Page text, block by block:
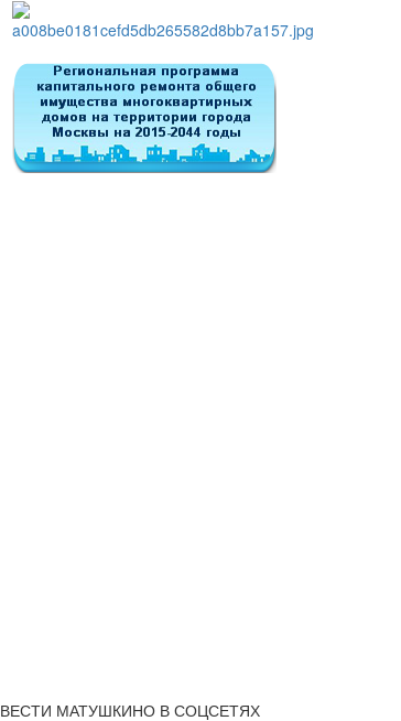
ВЕСТИ МАТУШКИНО В СОЦСЕТЯХ